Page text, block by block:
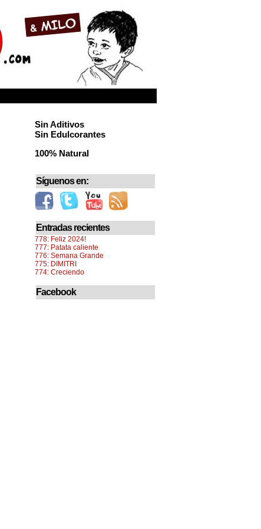
Sin Aditivos
Sin Edulcorantes
100% Natural
Síguenos en:
Entradas recientes
778: Feliz 2024!
777: Patata caliente
776: Semana Grande
775: DIMITRI
774: Creciendo
Facebook